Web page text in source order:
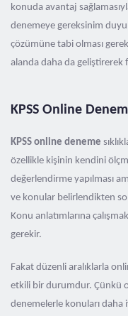
konuda avantaj
denemeye gereksinim
çözümüne tabi olması
alanda daha da geliştirerek
KPSS Online
KPSS online deneme
özellikle kişinin kendini
değerlendirme yapılması
ve konular belirlendikten
Konu anlatımlarına
gerekir.
Fakat düzenli aralıklarla
etkili bir durumdur. Çünkü
denemelerle konuları daha